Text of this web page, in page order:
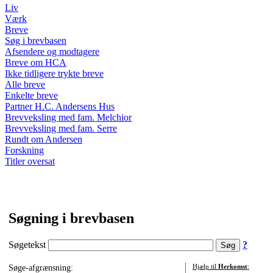
Liv
Værk
Breve
Søg i brevbasen
Afsendere og modtagere
Breve om HCA
Ikke tidligere trykte breve
Alle breve
Enkelte breve
Partner H.C. Andersens Hus
Brevveksling med fam. Melchior
Brevveksling med fam. Serre
Rundt om Andersen
Forskning
Titler oversat
Søgning i brevbasen
Søgetekst ?
Søge-afgrænsning:
Hjælp til Herkomst: